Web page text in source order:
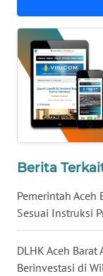
Berita
Pemerintah Aceh
Sesuai Instruksi
DLHK Aceh
Berinvestasi di
LAMPUNG
WN
JATENG
WN
NUSANTARA
WN
WN
JATIM
WN